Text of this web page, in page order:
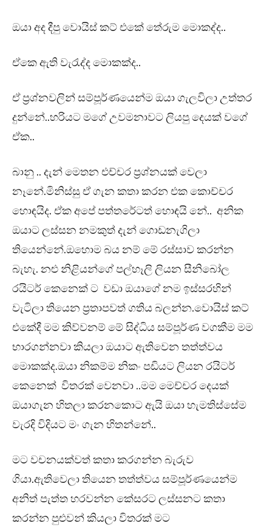
ඔයා අද දීපු වොයිස් කට් එකේ තේරුම මොකද්ද..
ඒකෙ ඇති වැරැද්ද මොකක්ද..
ඒ ප්‍රශ්නවලින් සම්පූර්ණයෙන්ම ඔයා ගැලවිලා උත්තර
දුන්නේ..හරියට මගේ උවමනාවට ලියපු දෙයක් වගේ
ඒක..
බානු .. දැන් මෙතන එච්චර ප්‍රශ්නයක් වෙලා
නෑනේ.මිනිස්සු ඒ ගැන කතා කරන එක කොච්චර
හොඳයිද. ඒක අපේ පත්තරේටත් හොඳයි නේ.. අනික
ඔයාට ලස්සන නමකුත් දැන් ගොඩනැගිලා
තියෙන්නේ.ඔහොම බය නම් මේ රස්සාව කරන්න
බැහැ. නළු නිළියන්ගේ පල්හෑලි ලියන සීනිබෝල
රයිටර් කෙනෙක් ට වඩා ඔයාගේ නම ඉස්සරහින්
වැටිලා තියෙන ප්‍රතාපවත් ගතිය බලන්න.වොයිස් කට්
එකේදී මම කිව්වනම් මේ සිද්ධිය සම්පූර්ණ වගකීම මම
භාරගන්නවා කියලා ඔයාට ඇතිවෙන තත්ත්වය
මොකක්ද.ඔයා නිකම්ම නිකං පඩියට ලියන රයිටර්
කෙනෙක් විතරක් වෙනවා ..මම මෙච්චර දෙයක්
ඔයාගැන හිතලා කරනකොට ඇයි ඔයා හැමතිස්සේම
වැරදි විදියට මං ගැන හිතන්නේ..
මට වචනයක්වත් කතා කරගන්න බැරුව
ගියා.ඇතිවෙලා තියෙන තත්ත්වය සම්පූර්ණයෙන්ම
අනිත් පැත්ත හරවන්න කේසරට ලස්සනට කතා
කරන්න පුළුවන් කියලා විතරක් මට